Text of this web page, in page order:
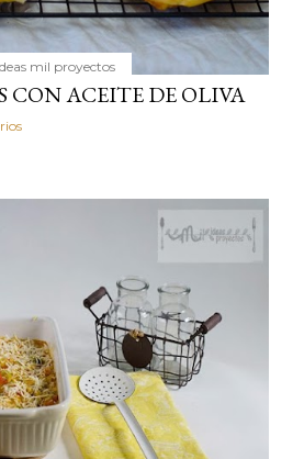
mil proyectos
CON ACEITE DE OLIVA